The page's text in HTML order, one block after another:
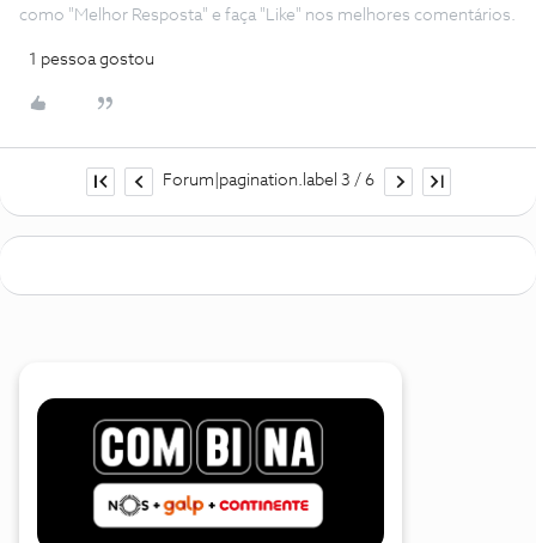
como "Melhor Resposta" e faça "Like" nos melhores comentários.
1 pessoa gostou
Forum|pagination.label 3 / 6